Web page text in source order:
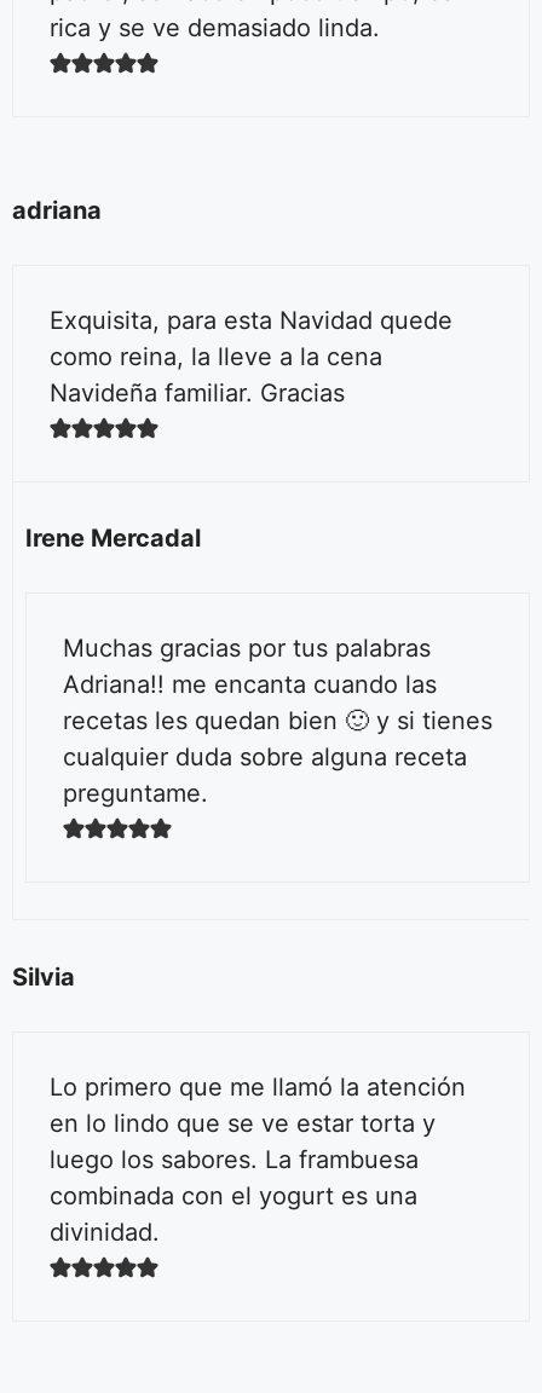
rica y se ve demasiado linda.
adriana
Exquisita, para esta Navidad quede
como reina, la lleve a la cena
Navideña familiar. Gracias
Irene Mercadal
Muchas gracias por tus palabras
Adriana!! me encanta cuando las
recetas les quedan bien 🙂 y si tienes
cualquier duda sobre alguna receta
preguntame.
Silvia
Lo primero que me llamó la atención
en lo lindo que se ve estar torta y
luego los sabores. La frambuesa
combinada con el yogurt es una
divinidad.